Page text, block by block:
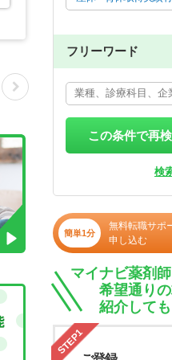
フリーワード
この条件で再
検
簡単1分
無料転職サポ
申し込む
マイナビ薬剤
希望通り
紹介しても
STEP1